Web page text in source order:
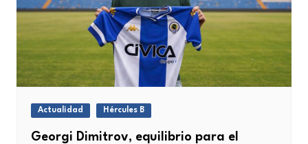
Actualidad Hércules B
Georgi Dimitrov, equilibrio para el